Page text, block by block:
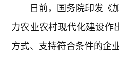
日前，国务院印发《
力农业农村现代化建设作
方式、支持符合条件的企